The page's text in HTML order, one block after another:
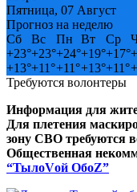
Пятница, 07 Август
Прогноз на неделю
Сб
Вс Пн Вт Ср
+23°+23°+24°+19°+17°+
+13°+11°+11°+13°+11°+
Требуются волонтеры
Информация для
Для плетения
зону СВО требуются
Общественная
“ТылоVой ОбоZ”